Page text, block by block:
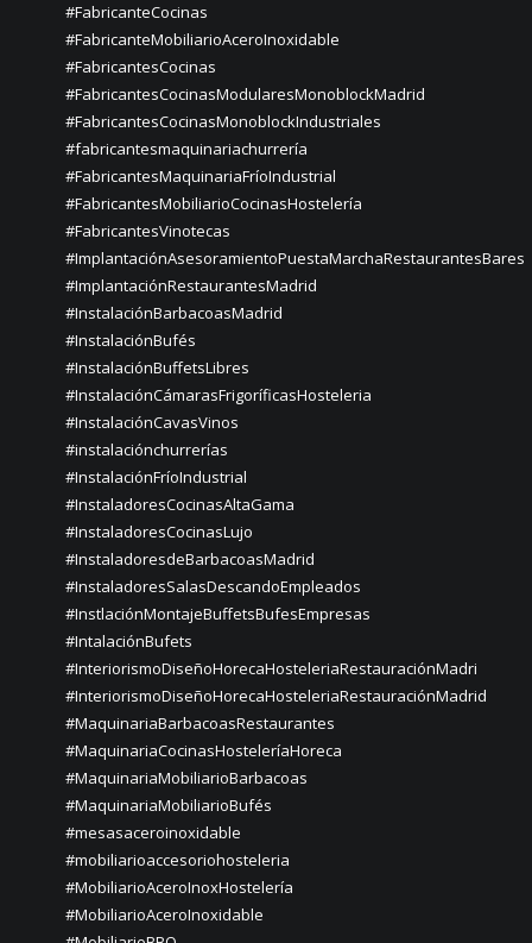
#FabricanteCocinas
#FabricanteMobiliarioAceroInoxidable
#FabricantesCocinas
#FabricantesCocinasModularesMonoblockMadrid
#FabricantesCocinasMonoblockIndustriales
#fabricantesmaquinariachurrería
#FabricantesMaquinariaFríoIndustrial
#FabricantesMobiliarioCocinasHostelería
#FabricantesVinotecas
#ImplantaciónAsesoramientoPuestaMarchaRestaurantesBares
#ImplantaciónRestaurantesMadrid
#InstalaciónBarbacoasMadrid
#InstalaciónBufés
#InstalaciónBuffetsLibres
#InstalaciónCámarasFrigoríficasHosteleria
#InstalaciónCavasVinos
#instalaciónchurrerías
#InstalaciónFríoIndustrial
#InstaladoresCocinasAltaGama
#InstaladoresCocinasLujo
#InstaladoresdeBarbacoasMadrid
#InstaladoresSalasDescandoEmpleados
#InstlaciónMontajeBuffetsBufesEmpresas
#IntalaciónBufets
#InteriorismoDiseñoHorecaHosteleriaRestauraciónMadri
#InteriorismoDiseñoHorecaHosteleriaRestauraciónMadrid
#MaquinariaBarbacoasRestaurantes
#MaquinariaCocinasHosteleríaHoreca
#MaquinariaMobiliarioBarbacoas
#MaquinariaMobiliarioBufés
#mesasaceroinoxidable
#mobiliarioaccesoriohosteleria
#MobiliarioAceroInoxHostelería
#MobiliarioAceroInoxidable